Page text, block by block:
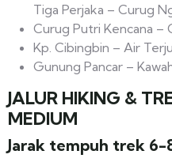
Tiga Perjaka – Curug
Curug Putri Kencana –
Kp. Cibingbin – Air
Gunung Pancar –
JALUR HIKING &
MEDIUM
Jarak tempuh trek 6-